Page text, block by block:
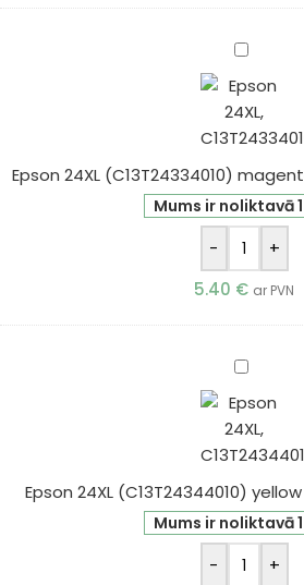
Epson
pages
(Printle)
Epson 24XL (C13T24334010)
Mums ir noliktavā
-
+
5.40 € ar PVN
Epson
yellow
pages
(Printle)
Epson 24XL (C13T24344010)
Mums ir noliktavā
-
+